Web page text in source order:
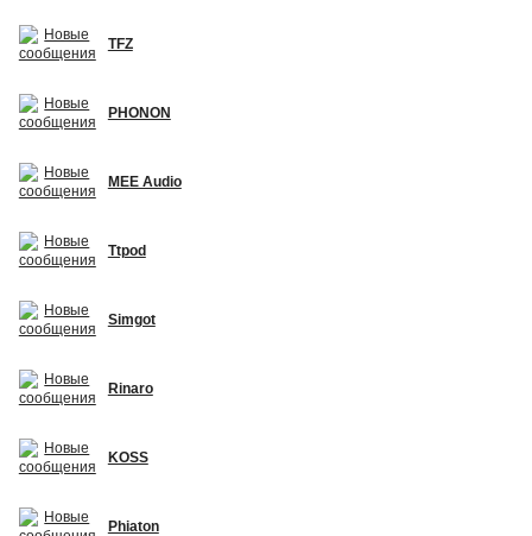
TFZ
PHONON
MEE Audio
Ttpod
Simgot
Rinaro
KOSS
Phiaton